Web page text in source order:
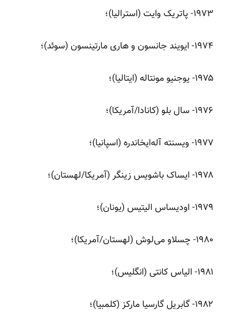
‌۱۹۷۳- پاتریک وایت (استرالیا)؛
‌۱۹۷۴- ایویند جانسون و هاری مارتینسون (سوئد)؛
‌۱۹۷۵- یوجنیو مونتاله (ایتالیا)؛
‌۱۹۷۶- سال بلو (کانادا/آمریکا)؛
‌۱۹۷۷- ویسنته آله‌ایخاندره (اسپانیا)؛
‌۱۹۷۸- ایساک باشویس زینگر (آمریکا/لهستان)؛
‌۱۹۷۹- اودیساس الیتیس (یونان)؛
‌۱۹۸۰- چسلاو می‌لوش (لهستان/آمریکا)؛
‌۱۹۸۱- الیاس کانتی (انگلیس)؛
‌۱۹۸۲- گابریل گارسیا مارکز (کلمبیا)؛